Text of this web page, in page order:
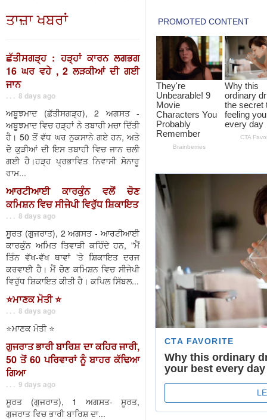
ਤਾਜ਼ਾ ਖਬਰਾਂ
ਛੱਤੀਸਗੜ੍ਹ : ਹੜ੍ਹਾਂ ਕਾਰਨ ਲਗਭਗ
16 ਘਰ ਵਹੇ , 2 ਲੜਕੀਆਂ ਦੀ ਗਈ
ਜਾਨ
. . . 8 days ago
ਅਬੂਝਮਾਦ (ਛੱਤੀਸਗੜ੍ਹ), 2 ਅਗਸਤ -
ਅਬੂਝਮਾਦ ਵਿਚ ਹੜ੍ਹਾਂ ਨੇ ਤਬਾਹੀ ਮਚਾ ਦਿੱਤੀ
ਹੈ। 50 ਤੋਂ ਵੱਧ ਘਰ ਨੁਕਸਾਨੇ ਗਏ ਹਨ, ਅਤੇ
ਦੋ ਕੁੜੀਆਂ ਦੀ ਇਸ ਤਬਾਹੀ ਵਿਚ ਜਾਨ ਚਲੀ
ਗਈ ਹੈ।ਹੜ੍ਹ ਪ੍ਰਭਾਵਿਤ ਨਿਵਾਸੀ ਸੋਨਾਰੂ
ਰਾਮ...
ਆਰਟੀਆਈ ਕਾਰਕੁੰਨ ਵਲੋਂ ਚੋਣ
ਕਮਿਸ਼ਨ ਵਿਚ ਸੀਜੇਪੀ ਵਿਰੁੱਧ ਸ਼ਿਕਾਇਤ
. . . 8 days ago
ਸੂਰਤ (ਗੁਜਰਾਤ), 2 ਅਗਸਤ - ਆਰਟੀਆਈ
ਕਾਰਕੁੰਨ ਅਮਿਤ ਤਿਵਾੜੀ ਕਹਿੰਦੇ ਹਨ, "ਮੈਂ
ਤਿੰਨ ਵੱਖ-ਵੱਖ ਥਾਵਾਂ 'ਤੇ ਸ਼ਿਕਾਇਤ ਦਰਜ
ਕਰਵਾਈ ਹੈ। ਮੈਂ ਚੋਣ ਕਮਿਸ਼ਨ ਵਿਚ ਸੀਜੇਪੀ
ਵਿਰੁੱਧ ਸ਼ਿਕਾਇਤ ਕੀਤੀ ਹੈ। ਕਪਿਲ ਸਿੱਬਲ...
⭐️ਮਾਣਕ ਮੋਤੀ ⭐️
. . . 8 days ago
⭐️ਮਾਣਕ ਮੋਤੀ ⭐️
ਗੁਜਰਾਤ ਭਾਰੀ ਬਾਰਿਸ਼ ਦਾ ਕਹਿਰ ਜਾਰੀ,
50 ਤੋਂ 60 ਪਰਿਵਾਰਾਂ ਨੂੰ ਬਾਹਰ ਕੱਢਿਆ
ਗਿਆ
. . . 9 days ago
ਸੂਰਤ (ਗੁਜਰਾਤ), 1 ਅਗਸਤ- ਸੂਰਤ,
ਗੁਜਰਾਤ ਵਿਚ ਭਾਰੀ ਬਾਰਿਸ਼ ਦਾ...